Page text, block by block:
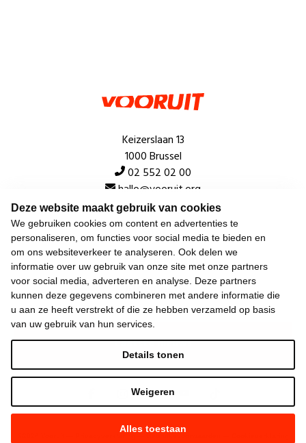
Deze website maakt gebruik van cookies
We gebruiken cookies om content en advertenties te
personaliseren, om functies voor social media te bieden en
om ons websiteverkeer te analyseren. Ook delen we
informatie over uw gebruik van onze site met onze partners
voor social media, adverteren en analyse. Deze partners
kunnen deze gegevens combineren met andere informatie die
u aan ze heeft verstrekt of die ze hebben verzameld op basis
van uw gebruik van hun services.
Alles toestaan
Weigeren
Details tonen
Keizerslaan 13
1000 Brussel
02 552 02 00
hallo@vooruit.org
Snel
Over de beweging
Algemeen
Laatste nieuws